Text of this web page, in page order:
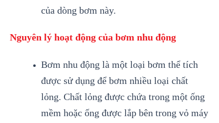
của dòng bơm này.
Nguyên lý hoạt động của bơm nhu động
Bơm nhu động là một loại bơm thể tích
được sử dụng để bơm nhiều loại chất
lỏng. Chất lỏng được chứa trong một ống
mềm hoặc ống được lắp bên trong vỏ máy